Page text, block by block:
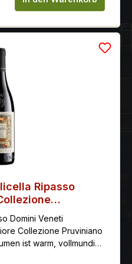
Ripasso
Domini Veneti
Collezione Pruviniano
ist warm, vollmundig,
und einem